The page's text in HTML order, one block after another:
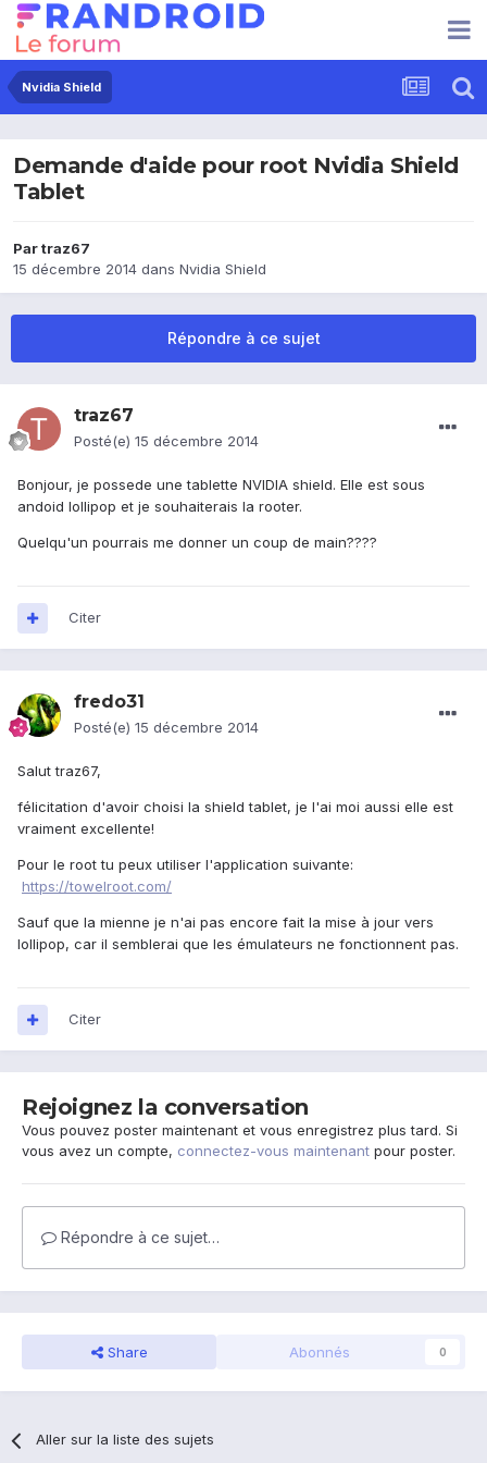
Nvidia Shield
Demande d'aide pour root Nvidia Shield
Tablet
Partraz67
15 décembre 2014 dans Nvidia Shield
Répondre à ce sujet
traz67
Posté(e) 15 décembre 2014
Bonjour, je possede une tablette NVIDIA shield. Elle est sous
andoid lollipop et je souhaiterais la rooter.
Quelqu'un pourrais me donner un coup de main????
Citer
fredo31
Posté(e) 15 décembre 2014
Salut traz67,
félicitation d'avoir choisi la shield tablet, je l'ai moi aussi elle est
vraiment excellente!
Pour le root tu peux utiliser l'application suivante:
https://towelroot.com/
Sauf que la mienne je n'ai pas encore fait la mise à jour vers
lollipop, car il semblerai que les émulateurs ne fonctionnent pas.
Citer
Rejoignez la conversation
Vous pouvez poster maintenant et vous enregistrez plus tard. Si
vous avez un compte, connectez-vous maintenant pour poster.
Répondre à ce sujet…
Share Abonnés 0
Aller sur la liste des sujets